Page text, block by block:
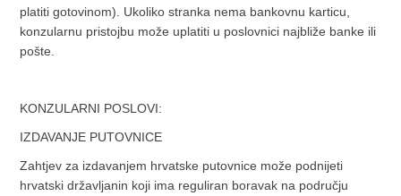
platiti gotovinom). Ukoliko stranka nema bankovnu karticu,
konzularnu pristojbu može uplatiti u poslovnici najbliže banke ili
pošte.
KONZULARNI POSLOVI:
IZDAVANJE PUTOVNICE
Zahtjev za izdavanjem hrvatske putovnice može podnijeti
hrvatski državljanin koji ima reguliran boravak na području